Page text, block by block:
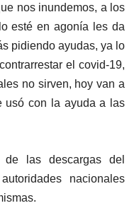
nos inundemos, a los
esté en agonía les da
pidiendo ayudas, ya lo
el covid-19,
no sirven, hoy van a
usó con la ayuda a las
de las descargas del
nacionales